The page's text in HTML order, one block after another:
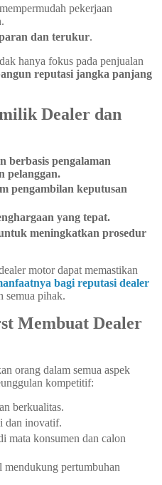
pekerjaan
dan terukur.
hanya fokus pada penjualan
reputasi jangka panjang
Dealer dan
berbasis pengalaman
pelanggan.
pengambilan keputusan
yang tepat.
meningkatkan prosedur
motor dapat memastikan
bagi reputasi dealer
semua pihak.
Membuat Dealer
orang dalam semua aspek
kompetitif:
berkualitas.
dan inovatif.
mata konsumen dan calon
mendukung pertumbuhan